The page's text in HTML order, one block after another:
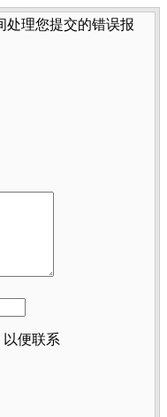
处理您提交的错误报
便联系